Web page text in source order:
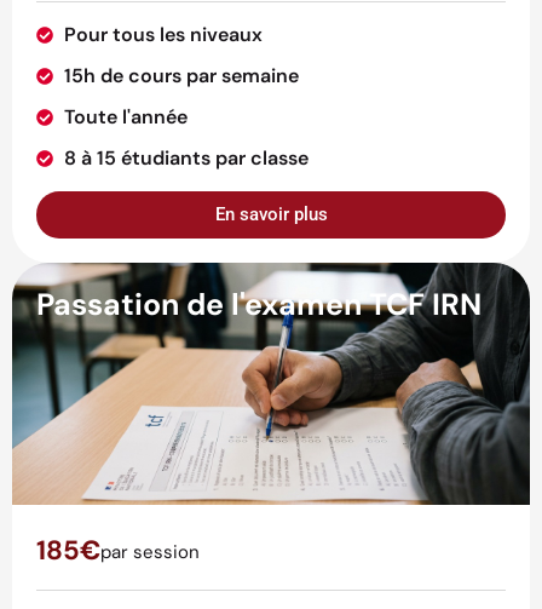
Pour tous les niveaux
15h de cours par semaine
Toute l'année
8 à 15 étudiants par classe
En savoir plus
Passation de l'examen TCF IRN
185€par session